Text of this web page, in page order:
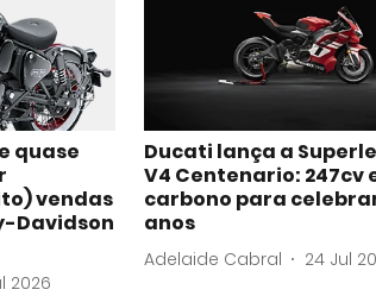
quase
vendas
Davidson
2026
Ducati lança a
V4 Centenario: 247cv
carbono para
anos
Adelaide Cabral 24 Jul